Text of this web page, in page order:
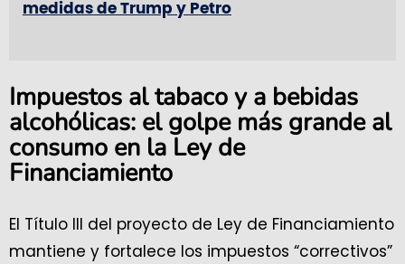
medidas de Trump y Petro
Impuestos al tabaco y a bebidas
alcohólicas: el golpe más grande al
consumo en la Ley de
Financiamiento
El Título III del proyecto de Ley de Financiamiento
mantiene y fortalece los impuestos “correctivos”